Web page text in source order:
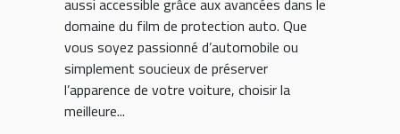
aussi accessible grâce aux avancées dans le
domaine du film de protection auto. Que
vous soyez passionné d’automobile ou
simplement soucieux de préserver
l’apparence de votre voiture, choisir la
meilleure...